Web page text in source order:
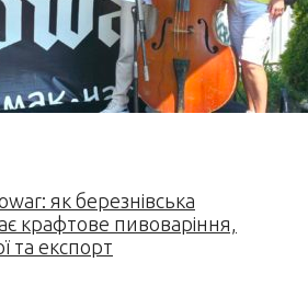
як березнівська
крафтове пивоваріння,
та експорт